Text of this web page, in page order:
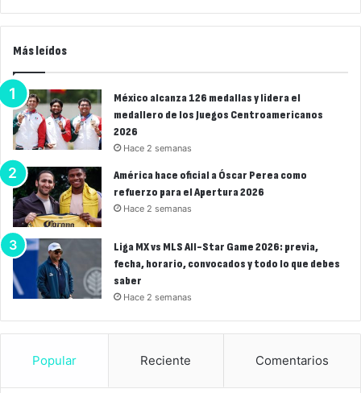
Más leídos
México alcanza 126 medallas y lidera el
medallero de los Juegos Centroamericanos
2026
Hace 2 semanas
América hace oficial a Óscar Perea como
refuerzo para el Apertura 2026
Hace 2 semanas
Liga MX vs MLS All-Star Game 2026: previa,
fecha, horario, convocados y todo lo que debes
saber
Hace 2 semanas
Popular Reciente Comentarios